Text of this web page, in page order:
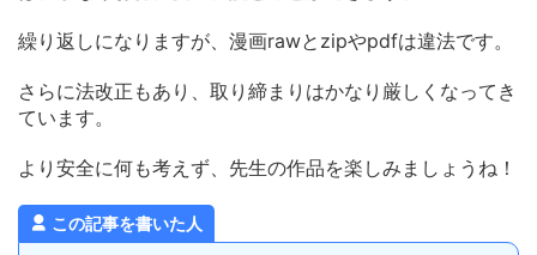
繰り返しになりますが、漫画rawとzipやpdfは違法です。
さらに法改正もあり、取り締まりはかなり厳しくなってき
ています。
より安全に何も考えず、先生の作品を楽しみましょうね！
この記事を書いた人